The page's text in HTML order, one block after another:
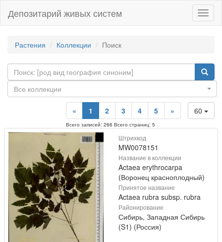
Депозитарий живых систем
Растения Коллекции Поиск
Все коллекции
60
« 1 2 3 4 5 »
Всего записей: 266 Всего страниц: 5
Штрихкод
MW0078151
Название в коллекции
Actaea erythrocarpa
(Воронец красноплодный)
Принятое название
Actaea rubra subsp. rubra
Районирование
Сибирь, Западная Сибирь
(S1) (Россия)